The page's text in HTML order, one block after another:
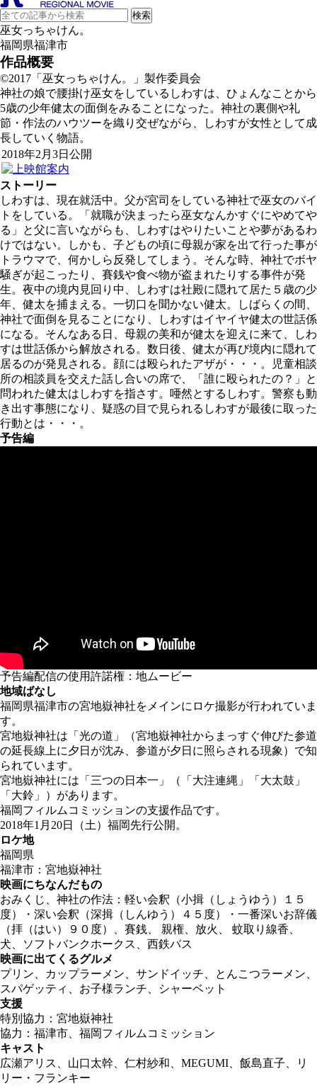
巫女っちゃけん。
福岡県福津市
作品概要
©2017「巫女っちゃけん。」製作委員会
神社の娘で腰掛け巫女をしているしわすは、ひょんなことから
5歳の少年健太の面倒をみることになった。神社の裏側や礼
節・作法のハウツーを織り交ぜながら、しわすが女性として成
長していく物語。
2018年2月3日公開
ストーリー
しわすは、現在就活中。父が宮司をしている神社で巫女のバイ
トをしている。「就職が決まったら巫女なんかすぐにやめてや
る」と父に言いながらも、しわすはやりたいことや夢があるわ
けではない。しかも、子どもの頃に母親が家を出て行った事が
トラウマで、何かしら反発してしまう。そんな時、神社でボヤ
騒ぎが起こったり、賽銭や食べ物が盗まれたりする事件が発
生。夜中の境内見回り中、しわすは社殿に隠れて居た５歳の少
年、健太を捕まえる。一切口を聞かない健太。しばらくの間、
神社で面倒を見ることになり、しわすはイヤイヤ健太の世話係
になる。そんなある日、母親の美和が健太を迎えに来て、しわ
すは世話係から解放される。数日後、健太が再び境内に隠れて
居るのが発見される。顔には殴られたアザが・・・。児童相談
所の相談員を交えた話し合いの席で、「誰に殴られたの？」と
問われた健太はしわすを指さす。唖然とするしわす。警察も動
き出す事態になり、疑惑の目で見られるしわすが最後に取った
行動とは・・・。
予告編
予告編配信の使用許諾権：地ムービー
地域ばなし
福岡県福津市の宮地嶽神社をメインにロケ撮影が行われていま
す。
宮地嶽神社は「光の道」（宮地嶽神社からまっすぐ伸びた参道
の延長線上に夕日が沈み、参道が夕日に照らされる現象）で知
られています。
宮地嶽神社には「三つの日本一」（「大注連縄」「大太鼓」
「大鈴」）があります。
福岡フィルムコミッションの支援作品です。
2018年1月20日（土）福岡先行公開。
ロケ地
福岡県
福津市：宮地嶽神社
映画にちなんだもの
おみくじ、神社の作法：軽い会釈（小揖（しょうゆう）１５
度）・深い会釈（深揖（しんゆう）４５度）・一番深いお辞儀
（拝（はい）９０度）、賽銭、 親権、放火、 蚊取り線香、
犬、ソフトバンクホークス、西鉄バス
映画に出てくるグルメ
プリン、カップラーメン、サンドイッチ、とんこつラーメン、
スパゲッティ、お子様ランチ、シャーベット
支援
特別協力：宮地嶽神社
協力：福津市、福岡フィルムコミッション
キャスト
広瀬アリス、山口太幹、仁村紗和、MEGUMI、飯島直子、リ
リー・フランキー